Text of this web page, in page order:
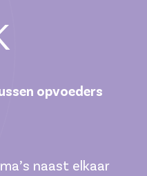
opvoeders
naast elkaar